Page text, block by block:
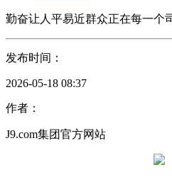
勤奋让人平易近群众正在每一个
发布时间：
2026-05-18 08:37
作者：
J9.com集团官方网站